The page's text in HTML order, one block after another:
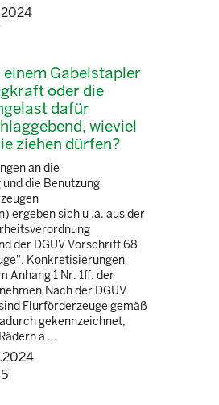
einem Gabelstapler
oder die
dafür
wieviel
ziehen dürfen?
an die
die Benutzung
ergeben sich u .a. aus der
der DGUV Vorschrift 68
Konkretisierungen
Anhang 1 Nr. 1ff. der
der DGUV
Flurförderzeuge gemäß
gekennzeichnet,
a ...